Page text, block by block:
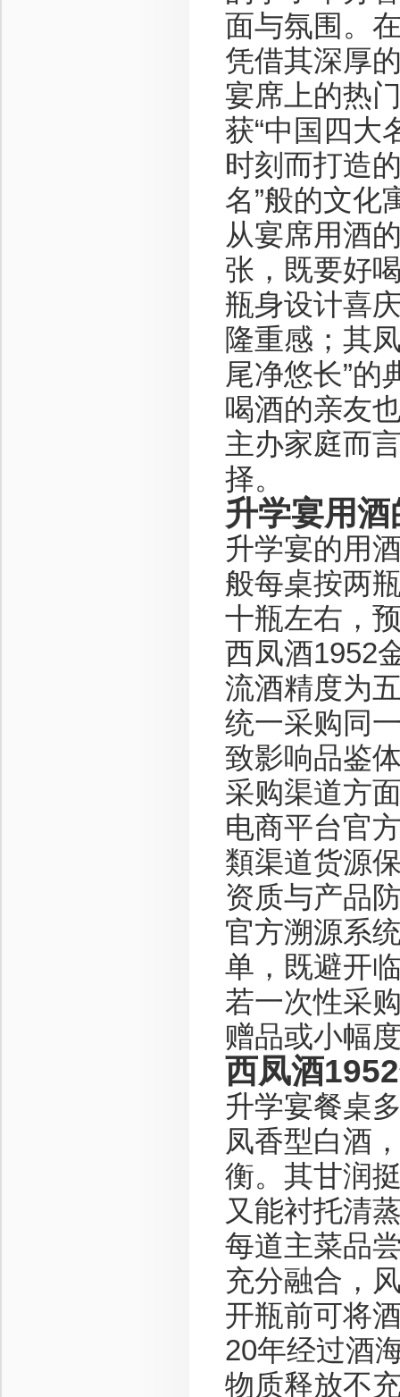
面与氛围。
凭借其深厚
宴席上的热
获“中国四大
时刻而打造
名”般的文化
从宴席用酒
张，既要好
瓶身设计喜
隆重感；其
尾净悠长”的
喝酒的亲友
主办家庭而
择。
升学宴用
升学宴的用
般每桌按两
十瓶左右，
西凤酒1952
流酒精度为
统一采购同
致影响品鉴
采购渠道方
电商平台官
類渠道货源
资质与产品
官方溯源系
单，既避开
若一次性采
赠品或小幅
西凤酒
升学宴餐桌
凤香型白酒
衡。其甘润
又能衬托清
每道主菜品
充分融合，
开瓶前可将
20年经过酒
物质释放不